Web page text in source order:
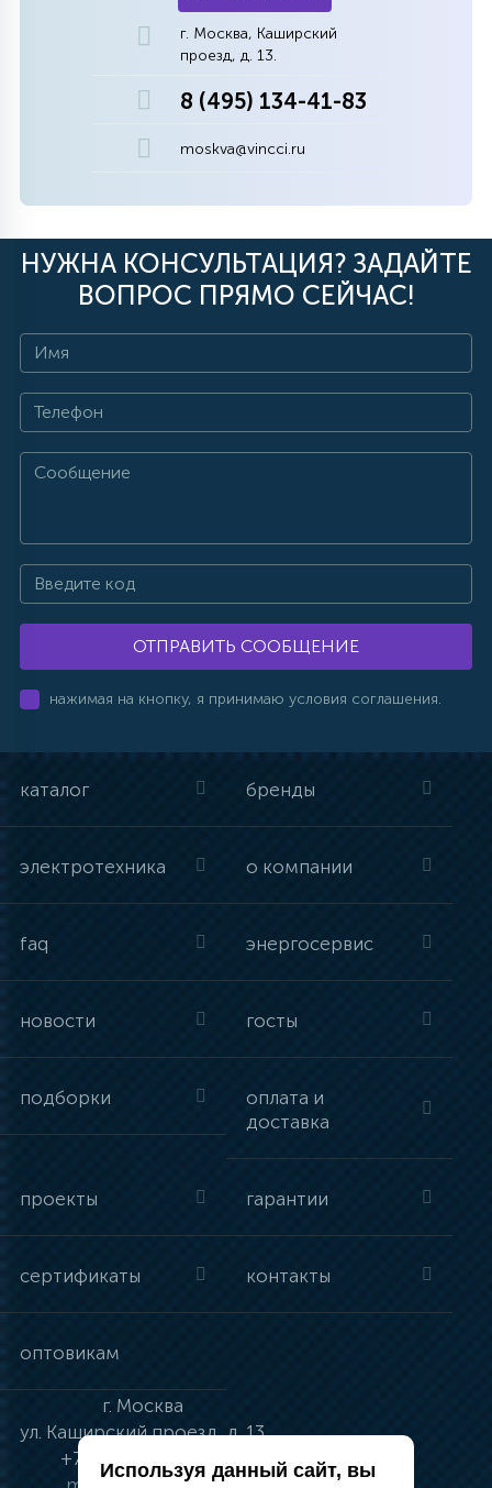
г. Москва, Каширский
проезд, д. 13.
8 (495) 134-41-83
moskva@vincci.ru
НУЖНА КОНСУЛЬТАЦИЯ? ЗАДАЙТЕ
ВОПРОС ПРЯМО СЕЙЧАС!
ОТПРАВИТЬ СООБЩЕНИЕ
нажимая на кнопку, я принимаю условия соглашения.
каталог бренды
электротехника о компании
faq энергосервис
новости госты
подборки
оплата и
доставка
проекты гарантии
сертификаты контакты
оптовикам
г. Москва
ул. Каширский проезд, д. 13
+7 (495) 134-41-83
Используя данный сайт, вы